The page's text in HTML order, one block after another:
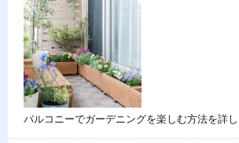
バルコニーでガーデニングを楽しむ方法を詳